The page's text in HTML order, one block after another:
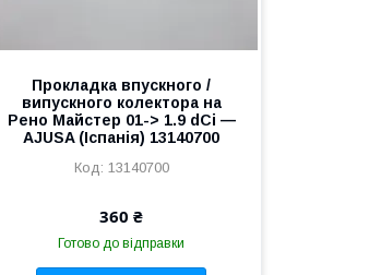
Прокладка впускного /
випускного колектора на
Рено Майстер 01-> 1.9 dCi —
AJUSA (Іспанія) 13140700
13140700
360 ₴
Готово до відправки